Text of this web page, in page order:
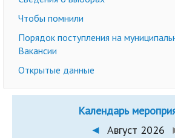
Чтобы помнили
Порядок поступления на
Вакансии
Открытые данные
Календарь
◄ Август 2026